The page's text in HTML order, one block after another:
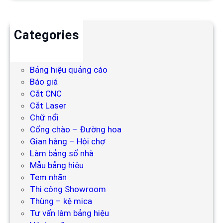
Categories
Bảng hiệu quảng cáo
Báo giá
Cắt CNC
Cắt Laser
Chữ nổi
Cổng chào – Đường hoa
Gian hàng – Hội chợ
Làm bảng số nhà
Mẫu bảng hiệu
Tem nhãn
Thi công Showroom
Thùng – kệ mica
Tư vấn làm bảng hiệu